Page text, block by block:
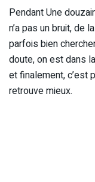
Pendant Une
n’a pas un bruit, de
parfois bien
doute, on est dans
et finalement, c’est
retrouve mieux.